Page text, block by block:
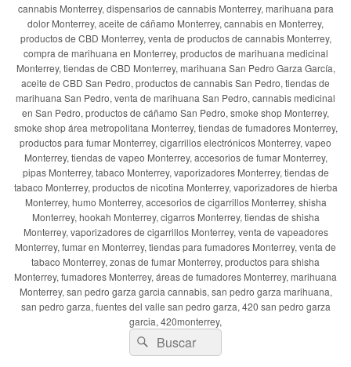
cannabis Monterrey, dispensarios de cannabis Monterrey, marihuana para
dolor Monterrey, aceite de cáñamo Monterrey, cannabis en Monterrey,
productos de CBD Monterrey, venta de productos de cannabis Monterrey,
compra de marihuana en Monterrey, productos de marihuana medicinal
Monterrey, tiendas de CBD Monterrey, marihuana San Pedro Garza García,
aceite de CBD San Pedro, productos de cannabis San Pedro, tiendas de
marihuana San Pedro, venta de marihuana San Pedro, cannabis medicinal
en San Pedro, productos de cáñamo San Pedro, smoke shop Monterrey,
smoke shop área metropolitana Monterrey, tiendas de fumadores Monterrey,
productos para fumar Monterrey, cigarrillos electrónicos Monterrey, vapeo
Monterrey, tiendas de vapeo Monterrey, accesorios de fumar Monterrey,
pipas Monterrey, tabaco Monterrey, vaporizadores Monterrey, tiendas de
tabaco Monterrey, productos de nicotina Monterrey, vaporizadores de hierba
Monterrey, humo Monterrey, accesorios de cigarrillos Monterrey, shisha
Monterrey, hookah Monterrey, cigarros Monterrey, tiendas de shisha
Monterrey, vaporizadores de cigarrillos Monterrey, venta de vapeadores
Monterrey, fumar en Monterrey, tiendas para fumadores Monterrey, venta de
tabaco Monterrey, zonas de fumar Monterrey, productos para shisha
Monterrey, fumadores Monterrey, áreas de fumadores Monterrey, marihuana
Monterrey, san pedro garza garcia cannabis, san pedro garza marihuana,
san pedro garza, fuentes del valle san pedro garza, 420 san pedro garza
garcia, 420monterrey,
Buscar
por:
Buscar